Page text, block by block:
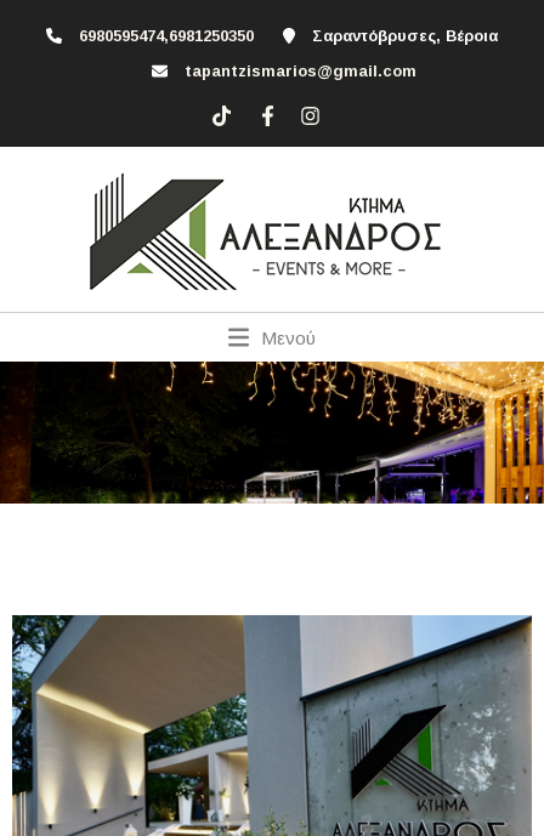
6980595474,6981250350
Σαραντόβρυσες, Βέροια
tapantzismarios@gmail.com
Μενού